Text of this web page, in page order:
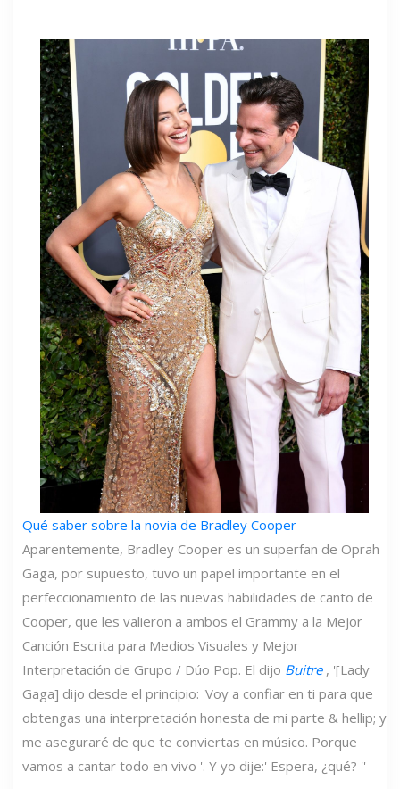
Qué saber sobre la novia de Bradley Cooper
Aparentemente, Bradley Cooper es un superfan de Oprah
Gaga, por supuesto, tuvo un papel importante en el
perfeccionamiento de las nuevas habilidades de canto de
Cooper, que les valieron a ambos el Grammy a la Mejor
Canción Escrita para Medios Visuales y Mejor
Interpretación de Grupo / Dúo Pop. El dijo Buitre , '[Lady
Gaga] dijo desde el principio: 'Voy a confiar en ti para que
obtengas una interpretación honesta de mi parte & hellip; y
me aseguraré de que te conviertas en músico. Porque
vamos a cantar todo en vivo '. Y yo dije:' Espera, ¿qué? ''